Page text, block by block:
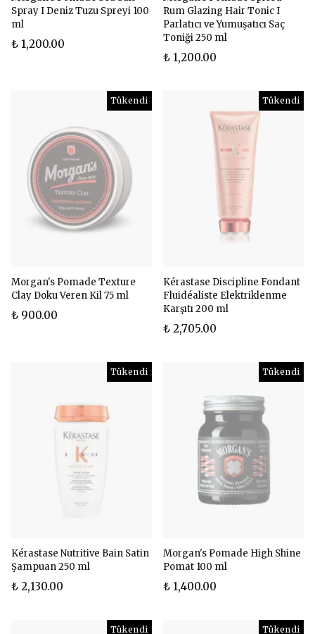
Spray I Deniz Tuzu Spreyi 100
ml
₺ 1,200.00
Rum Glazing Hair Tonic I
Parlatıcı ve Yumuşatıcı Saç
Toniği 250 ml
₺ 1,200.00
Tükendi
Morgan's Pomade Texture
Clay Doku Veren Kil 75 ml
₺ 900.00
Tükendi
Kérastase Discipline Fondant
Fluidéaliste Elektriklenme
Karşıtı 200 ml
₺ 2,705.00
Tükendi
Kérastase Nutritive Bain Satin
Şampuan 250 ml
₺ 2,130.00
Tükendi
Morgan's Pomade High Shine
Pomat 100 ml
₺ 1,400.00
Tükendi Tükendi